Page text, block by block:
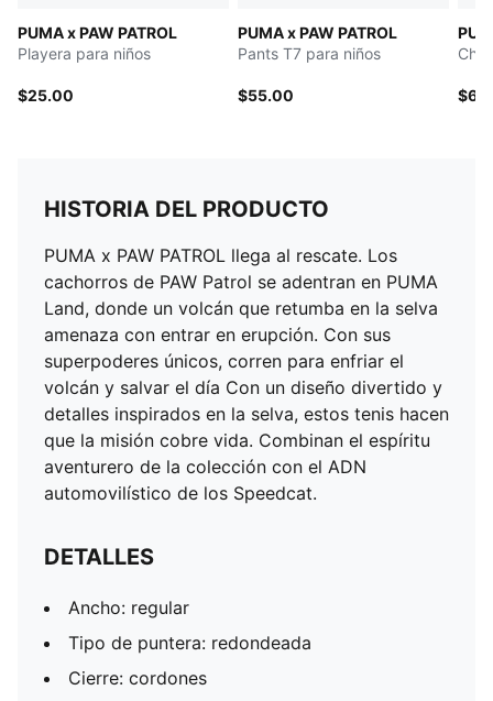
PUMA x PAW PATROL
Playera para niños
$25.00
PUMA x PAW PATROL
Pants T7 para niños
$55.00
HISTORIA DEL PRODUCTO
PUMA x PAW PATROL llega al rescate. Los
cachorros de PAW Patrol se adentran en PUMA
Land, donde un volcán que retumba en la selva
amenaza con entrar en erupción. Con sus
superpoderes únicos, corren para enfriar el
volcán y salvar el día Con un diseño divertido y
detalles inspirados en la selva, estos tenis hacen
que la misión cobre vida. Combinan el espíritu
aventurero de la colección con el ADN
automovilístico de los Speedcat.
DETALLES
Ancho: regular
Tipo de puntera: redondeada
Cierre: cordones